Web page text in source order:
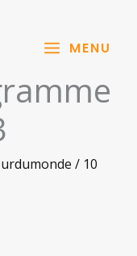
MENU
/ 10